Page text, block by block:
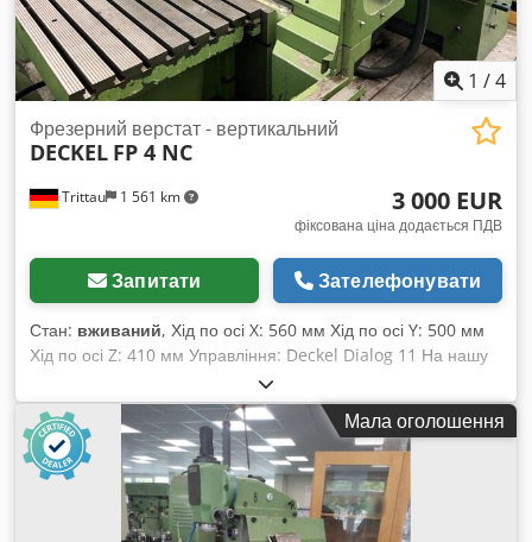
1 /4
Trittau 1 561 km
Фрезерний верстат - вертикальний
DECKEL FP 4 NC
3 000 EUR
фіксована ціна додається ПДВ
Запитати Зателефонувати
Стан: вживаний, Хід по осі X: 560 мм Хід по осі Y: 500 мм
Хід по осі Z: 410 мм Управління: Deckel Dialog 11 На нашу
думку, стан верстата хороший, був у вжитку, і його можна
оглянути під струмом за попередньою домовленістю.
Комплектуючі, зображений інструмент і пристрої для
кріплення входять у комплект поставки тільки у разі
зазначення цього в додатковій інформації. Cjdpfx Aozq Hk
Uobxoha Зміни та помилки у технічних даних та інформації,
а також попередній продаж залишаються за нами!
Мала оголошення